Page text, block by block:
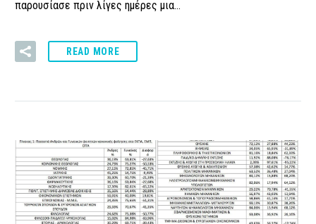
παρουσίασε πριν λίγες ημέρες μια…
READ MORE